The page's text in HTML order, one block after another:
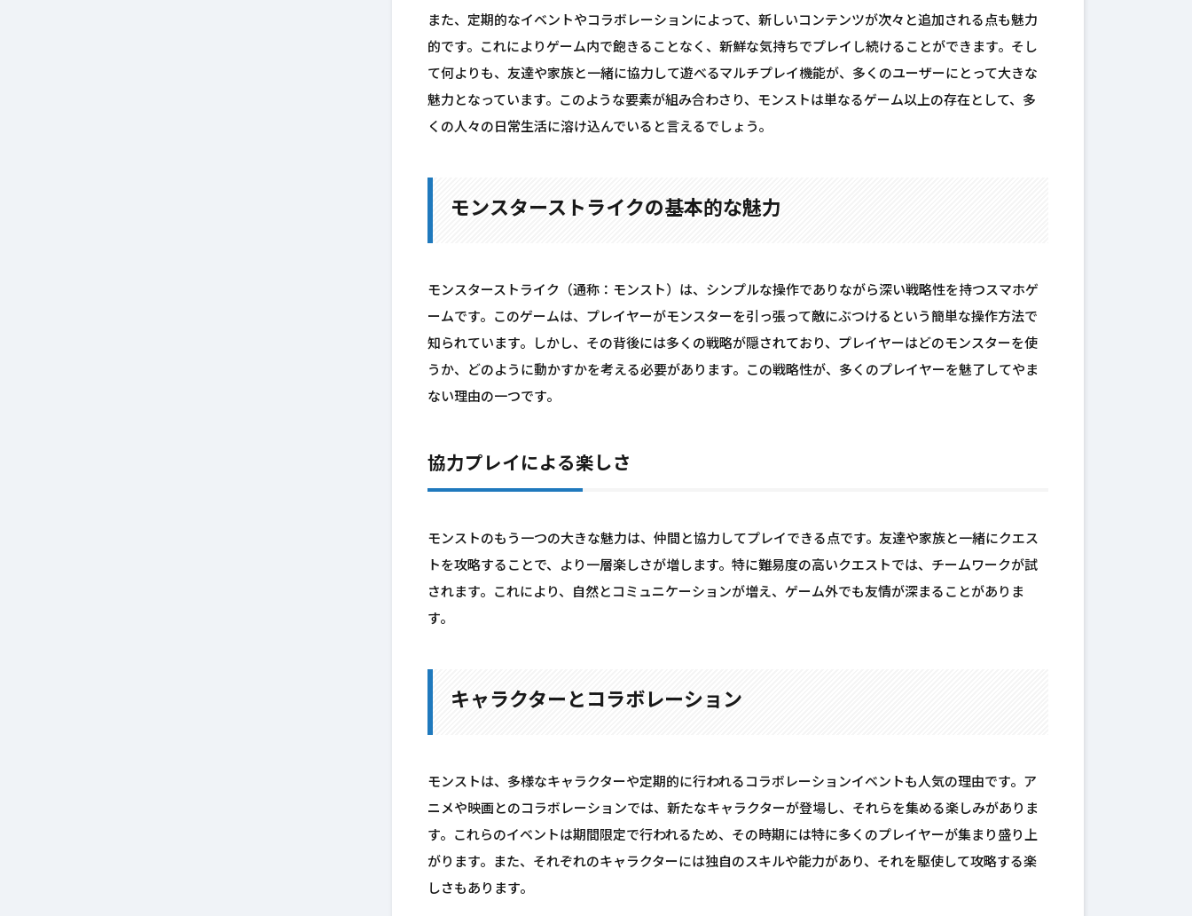
また、定期的なイベントやコラボレーションによって、新しいコンテンツが次々と追加される点も魅力
的です。これによりゲーム内で飽きることなく、新鮮な気持ちでプレイし続けることができます。そし
て何よりも、友達や家族と一緒に協力して遊べるマルチプレイ機能が、多くのユーザーにとって大きな
魅力となっています。このような要素が組み合わさり、モンストは単なるゲーム以上の存在として、多
くの人々の日常生活に溶け込んでいると言えるでしょう。
モンスターストライクの基本的な魅力
モンスターストライク（通称：モンスト）は、シンプルな操作でありながら深い戦略性を持つスマホゲ
ームです。このゲームは、プレイヤーがモンスターを引っ張って敵にぶつけるという簡単な操作方法で
知られています。しかし、その背後には多くの戦略が隠されており、プレイヤーはどのモンスターを使
うか、どのように動かすかを考える必要があります。この戦略性が、多くのプレイヤーを魅了してやま
ない理由の一つです。
協力プレイによる楽しさ
モンストのもう一つの大きな魅力は、仲間と協力してプレイできる点です。友達や家族と一緒にクエス
トを攻略することで、より一層楽しさが増します。特に難易度の高いクエストでは、チームワークが試
されます。これにより、自然とコミュニケーションが増え、ゲーム外でも友情が深まることがありま
す。
キャラクターとコラボレーション
モンストは、多様なキャラクターや定期的に行われるコラボレーションイベントも人気の理由です。ア
ニメや映画とのコラボレーションでは、新たなキャラクターが登場し、それらを集める楽しみがありま
す。これらのイベントは期間限定で行われるため、その時期には特に多くのプレイヤーが集まり盛り上
がります。また、それぞれのキャラクターには独自のスキルや能力があり、それを駆使して攻略する楽
しさもあります。